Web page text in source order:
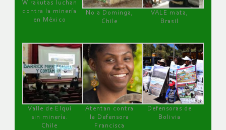
Wirakutas luchan
contra la minería
en México
No a Dominga,
Chile
VALE mata,
Brasil
Valle de Elqui
sin minería.
Chile
Atentan contra
la Defensora
Francisca
Defensoras de
Bolivia